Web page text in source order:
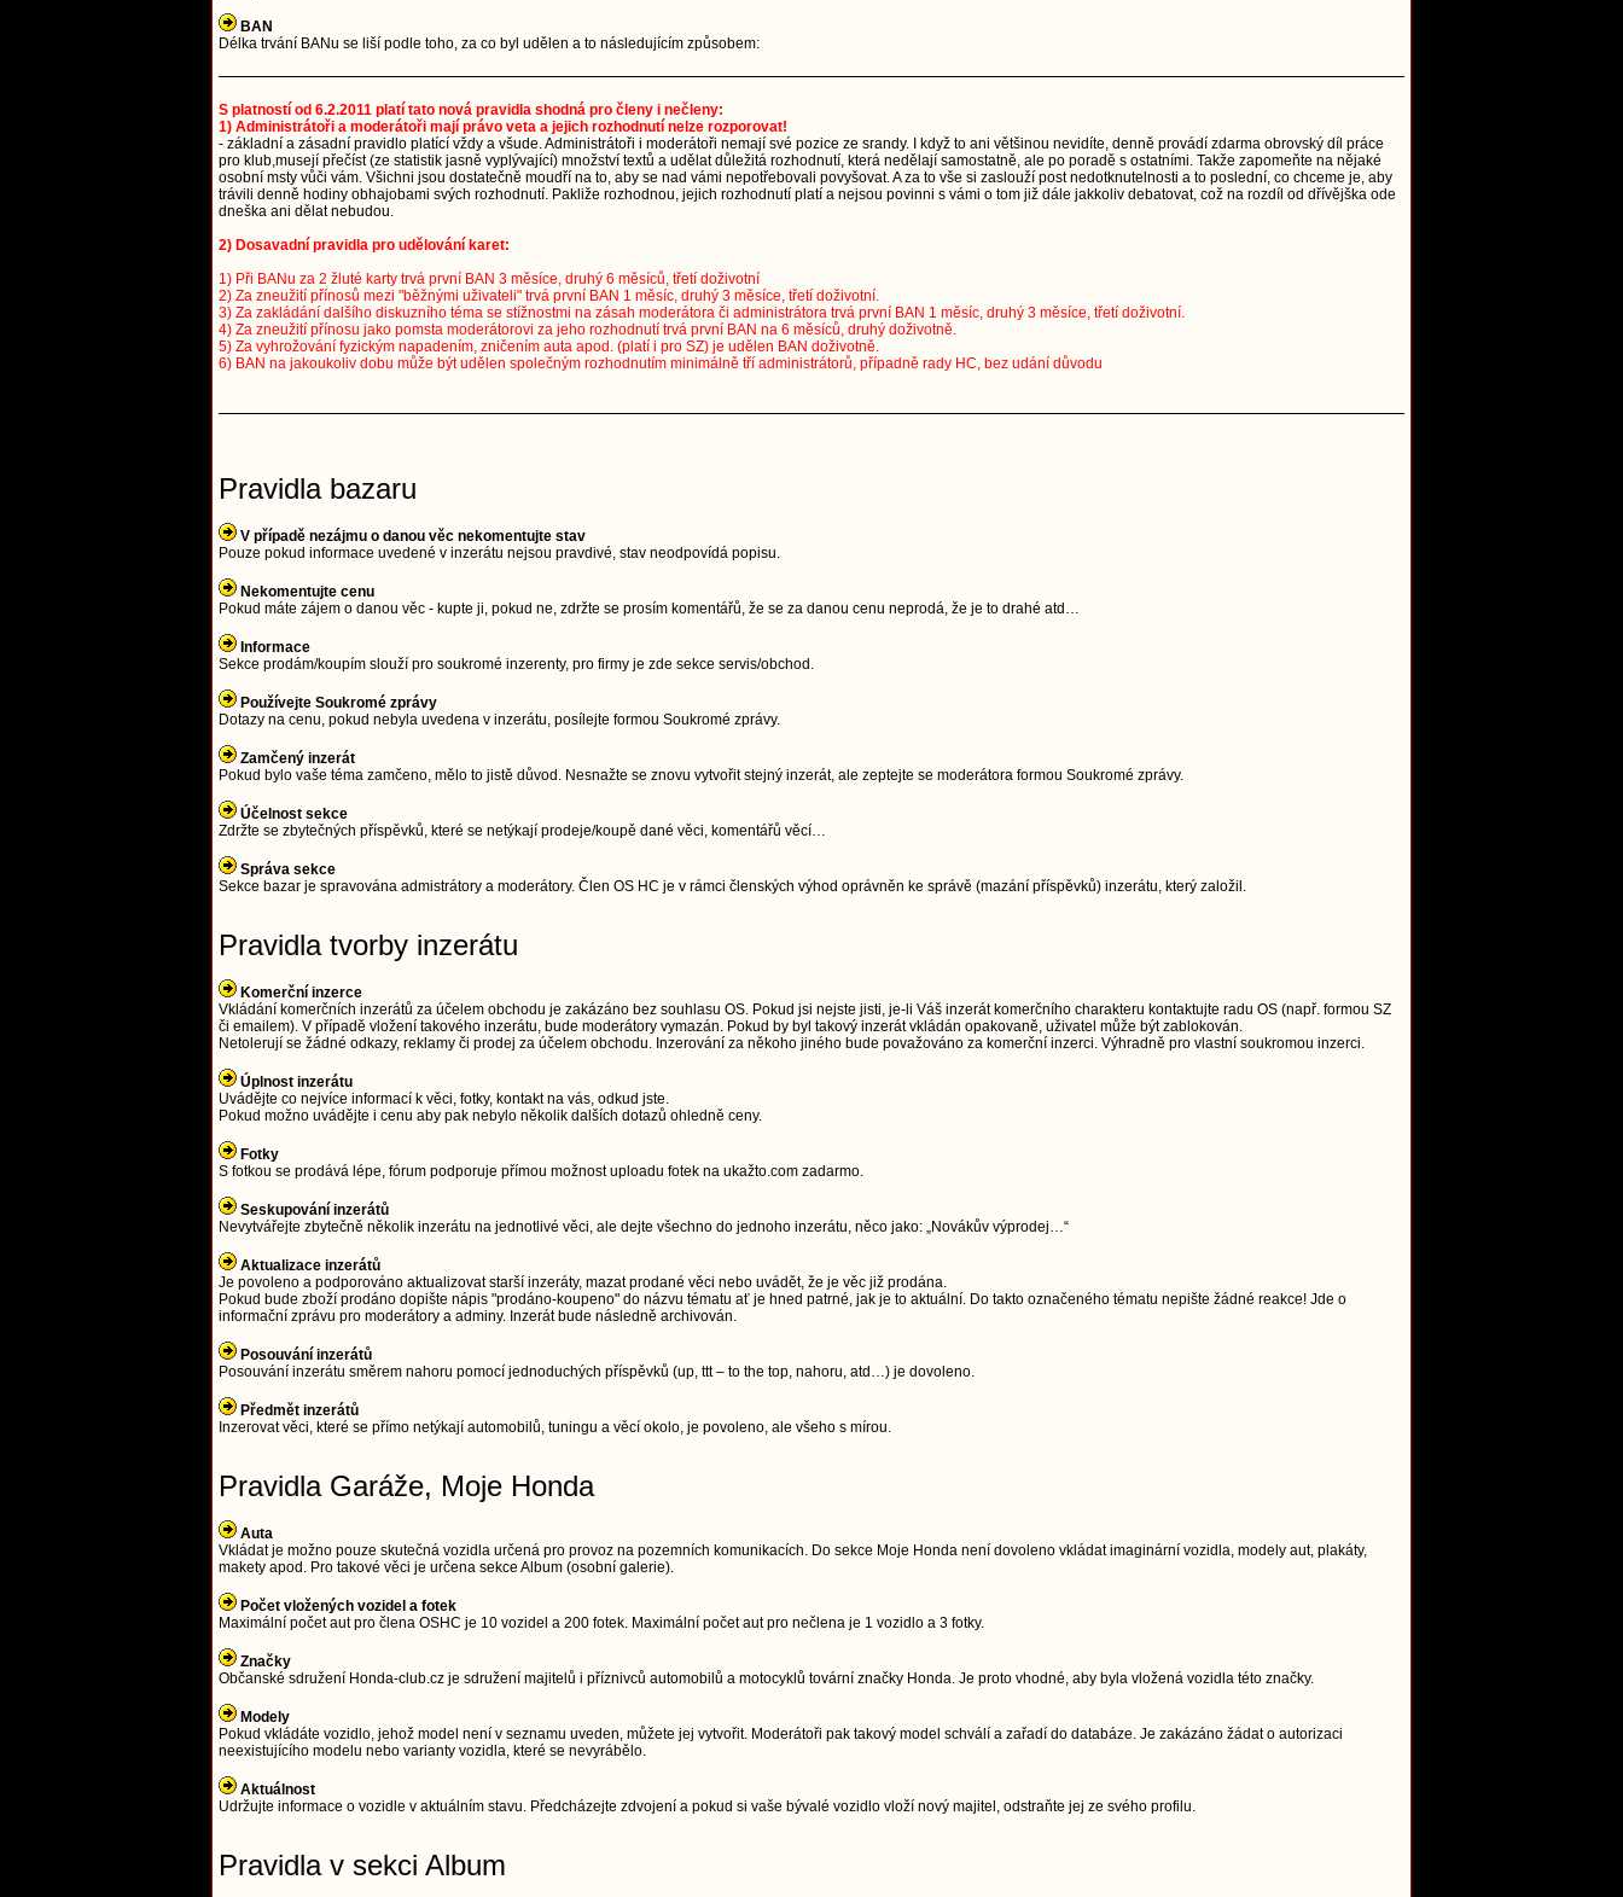
BAN
Délka trvání BANu se liší podle toho, za co byl udělen a to následujícím způsobem:
S platností od 6.2.2011 platí tato nová pravidla shodná pro členy i nečleny:
1) Administrátoři a moderátoři mají právo veta a jejich rozhodnutí nelze rozporovat!
- základní a zásadní pravidlo platící vždy a všude. Administrátoři i moderátoři nemají své pozice ze srandy. I když to ani většinou nevidíte, denně provádí zdarma obrovský díl práce
pro klub,musejí přečíst (ze statistik jasně vyplývající) množství textů a udělat důležitá rozhodnutí, která nedělají samostatně, ale po poradě s ostatními. Takže zapomeňte na nějaké
osobní msty vůči vám. Všichni jsou dostatečně moudří na to, aby se nad vámi nepotřebovali povyšovat. A za to vše si zaslouží post nedotknutelnosti a to poslední, co chceme je, aby
trávili denně hodiny obhajobami svých rozhodnutí. Pakliže rozhodnou, jejich rozhodnutí platí a nejsou povinni s vámi o tom již dále jakkoliv debatovat, což na rozdíl od dřívějška ode
dneška ani dělat nebudou.
2) Dosavadní pravidla pro udělování karet:
1) Při BANu za 2 žluté karty trvá první BAN 3 měsíce, druhý 6 měsíců, třetí doživotní
2) Za zneužití přínosů mezi "běžnými uživateli" trvá první BAN 1 měsíc, druhý 3 měsíce, třetí doživotní.
3) Za zakládání dalšího diskuzního téma se stížnostmi na zásah moderátora či administrátora trvá první BAN 1 měsíc, druhý 3 měsíce, třetí doživotní.
4) Za zneužití přínosu jako pomsta moderátorovi za jeho rozhodnutí trvá první BAN na 6 měsíců, druhý doživotně.
5) Za vyhrožování fyzickým napadením, zničením auta apod. (platí i pro SZ) je udělen BAN doživotně.
6) BAN na jakoukoliv dobu může být udělen společným rozhodnutím minimálně tří administrátorů, případně rady HC, bez udání důvodu
Pravidla bazaru
V případě nezájmu o danou věc nekomentujte stav
Pouze pokud informace uvedené v inzerátu nejsou pravdivé, stav neodpovídá popisu.
Nekomentujte cenu
Pokud máte zájem o danou věc - kupte ji, pokud ne, zdržte se prosím komentářů, že se za danou cenu neprodá, že je to drahé atd…
Informace
Sekce prodám/koupím slouží pro soukromé inzerenty, pro firmy je zde sekce servis/obchod.
Používejte Soukromé zprávy
Dotazy na cenu, pokud nebyla uvedena v inzerátu, posílejte formou Soukromé zprávy.
Zamčený inzerát
Pokud bylo vaše téma zamčeno, mělo to jistě důvod. Nesnažte se znovu vytvořit stejný inzerát, ale zeptejte se moderátora formou Soukromé zprávy.
Účelnost sekce
Zdržte se zbytečných příspěvků, které se netýkají prodeje/koupě dané věci, komentářů věcí…
Správa sekce
Sekce bazar je spravována admistrátory a moderátory. Člen OS HC je v rámci členských výhod oprávněn ke správě (mazání příspěvků) inzerátu, který založil.
Pravidla tvorby inzerátu
Komerční inzerce
Vkládání komerčních inzerátů za účelem obchodu je zakázáno bez souhlasu OS. Pokud jsi nejste jisti, je-li Váš inzerát komerčního charakteru kontaktujte radu OS (např. formou SZ
či emailem). V případě vložení takového inzerátu, bude moderátory vymazán. Pokud by byl takový inzerát vkládán opakovaně, uživatel může být zablokován.
Netolerují se žádné odkazy, reklamy či prodej za účelem obchodu. Inzerování za někoho jiného bude považováno za komerční inzerci. Výhradně pro vlastní soukromou inzerci.
Úplnost inzerátu
Uvádějte co nejvíce informací k věci, fotky, kontakt na vás, odkud jste.
Pokud možno uvádějte i cenu aby pak nebylo několik dalších dotazů ohledně ceny.
Fotky
S fotkou se prodává lépe, fórum podporuje přímou možnost uploadu fotek na ukažto.com zadarmo.
Seskupování inzerátů
Nevytvářejte zbytečně několik inzerátu na jednotlivé věci, ale dejte všechno do jednoho inzerátu, něco jako: „Novákův výprodej…“
Aktualizace inzerátů
Je povoleno a podporováno aktualizovat starší inzeráty, mazat prodané věci nebo uvádět, že je věc již prodána.
Pokud bude zboží prodáno dopište nápis "prodáno-koupeno" do názvu tématu ať je hned patrné, jak je to aktuální. Do takto označeného tématu nepište žádné reakce! Jde o
informační zprávu pro moderátory a adminy. Inzerát bude následně archivován.
Posouvání inzerátů
Posouvání inzerátu směrem nahoru pomocí jednoduchých příspěvků (up, ttt – to the top, nahoru, atd…) je dovoleno.
Předmět inzerátů
Inzerovat věci, které se přímo netýkají automobilů, tuningu a věcí okolo, je povoleno, ale všeho s mírou.
Pravidla Garáže, Moje Honda
Auta
Vkládat je možno pouze skutečná vozidla určená pro provoz na pozemních komunikacích. Do sekce Moje Honda není dovoleno vkládat imaginární vozidla, modely aut, plakáty,
makety apod. Pro takové věci je určena sekce Album (osobní galerie).
Počet vložených vozidel a fotek
Maximální počet aut pro člena OSHC je 10 vozidel a 200 fotek. Maximální počet aut pro nečlena je 1 vozidlo a 3 fotky.
Značky
Občanské sdružení Honda-club.cz je sdružení majitelů i příznivců automobilů a motocyklů tovární značky Honda. Je proto vhodné, aby byla vložená vozidla této značky.
Modely
Pokud vkládáte vozidlo, jehož model není v seznamu uveden, můžete jej vytvořit. Moderátoři pak takový model schválí a zařadí do databáze. Je zakázáno žádat o autorizaci
neexistujícího modelu nebo varianty vozidla, které se nevyrábělo.
Aktuálnost
Udržujte informace o vozidle v aktuálním stavu. Předcházejte zdvojení a pokud si vaše bývalé vozidlo vloží nový majitel, odstraňte jej ze svého profilu.
Pravidla v sekci Album